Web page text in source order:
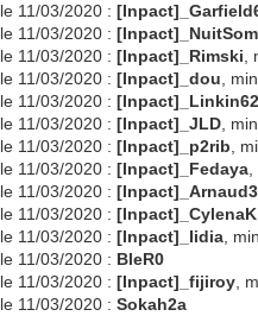
le 11/03/2020 :
le 11/03/2020 :
le 11/03/2020 :[Inpact]_Rimski
le 11/03/2020 :[Inpact]_dou ,
le 11/03/2020 :
le 11/03/2020 :[Inpact]_JLD ,
le 11/03/2020 :[Inpact]_p2rib ,
le 11/03/2020 :[Inpact]_Fedaya
le 11/03/2020 :
le 11/03/2020 :[Inpact]_CylenaK
le 11/03/2020 :[Inpact]_Iidia ,
le 11/03/2020 : BleR0
le 11/03/2020 :[Inpact]_fijiroy ,
le 11/03/2020 :Sokah2a